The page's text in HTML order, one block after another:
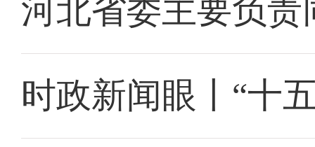
河北省委主要负
时政新闻眼丨“十